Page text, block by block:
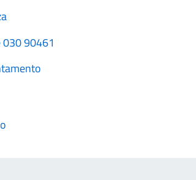
030 90461